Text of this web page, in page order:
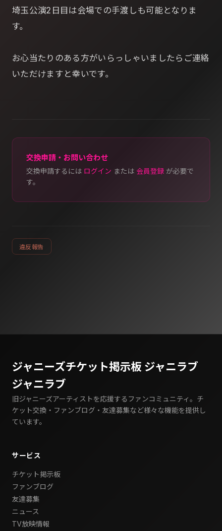
埼玉公演2日目は会場での手渡しも可能となりま
す。
お心当たりのある方がいらっしゃいましたらご連絡
いただけますと幸いです。
交換申請・お問い合わせ
交換申請するには ログイン または 会員登録 が必要で
す。
違反報告
ジャニーズチケット掲示板 ジャニラブ
ジャニラブ
旧ジャニーズアーティストを応援するファンコミュニティ。チ
ケット交換・ファンブログ・友達募集など様々な機能を提供し
ています。
サービス
チケット掲示板
ファンブログ
友達募集
ニュース
TV放映情報